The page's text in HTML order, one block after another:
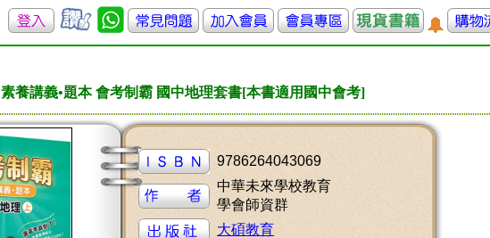
素養講義•題本 會考制霸 國中地理套書[本書適用國中會考]
9786264043069
中華未來學校教育
學會師資群
大碩教育